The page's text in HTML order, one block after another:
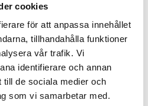
cookies
för att anpassa innehållet
tillhandahålla funktioner
vår trafik. Vi
identifierare och annan
till de sociala medier och
som vi samarbetar med.